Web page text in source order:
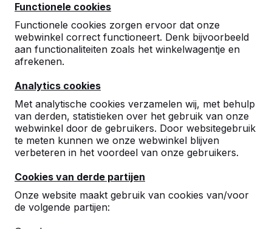
Functionele cookies
Functionele cookies zorgen ervoor dat onze
webwinkel correct functioneert. Denk bijvoorbeeld
aan functionaliteiten zoals het winkelwagentje en
afrekenen.
Analytics cookies
Met analytische cookies verzamelen wij, met behulp
van derden, statistieken over het gebruik van onze
webwinkel door de gebruikers. Door websitegebruik
te meten kunnen we onze webwinkel blijven
verbeteren in het voordeel van onze gebruikers.
Cookies van derde partijen
Onze website maakt gebruik van cookies van/voor
de volgende partijen:
behulpzame chaufeur
mark peijs
26-01-2026
9
genomen tot alles perfect op de plaats stond.
Bank zit goed.
C. Keijzers